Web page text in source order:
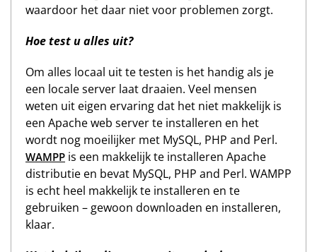
waardoor het daar niet voor problemen zorgt.
Hoe test u alles uit?
Om alles locaal uit te testen is het handig als je
een locale server laat draaien. Veel mensen
weten uit eigen ervaring dat het niet makkelijk is
een Apache web server te installeren en het
wordt nog moeilijker met MySQL, PHP and Perl.
WAMPP is een makkelijk te installeren Apache
distributie en bevat MySQL, PHP and Perl. WAMPP
is echt heel makkelijk te installeren en te
gebruiken – gewoon downloaden en installeren,
klaar.